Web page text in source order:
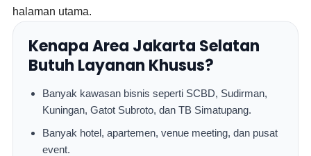
halaman utama.
Kenapa Area Jakarta Selatan
Butuh Layanan Khusus?
Banyak kawasan bisnis seperti SCBD, Sudirman,
Kuningan, Gatot Subroto, dan TB Simatupang.
Banyak hotel, apartemen, venue meeting, dan pusat
event.